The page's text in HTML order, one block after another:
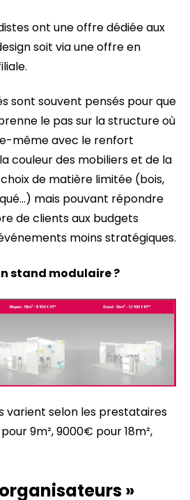
ont une offre dédiée aux
soit via une offre en
sont souvent pensés pour que
le pas sur la structure où
même avec le renfort
couleur des mobiliers et de la
de matière limitée (bois,
mais pouvant répondre
de clients aux budgets
moins stratégiques.
stand modulaire ?
varient selon les prestataires
9m², 9000€ pour 18m²,
»